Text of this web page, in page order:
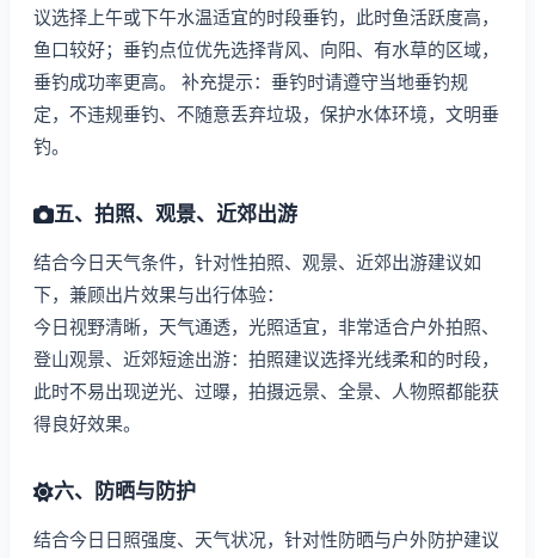
议选择上午或下午水温适宜的时段垂钓，此时鱼活跃度高，
鱼口较好；垂钓点位优先选择背风、向阳、有水草的区域，
垂钓成功率更高。 补充提示：垂钓时请遵守当地垂钓规
定，不违规垂钓、不随意丢弃垃圾，保护水体环境，文明垂
钓。
五、拍照、观景、近郊出游
结合今日天气条件，针对性拍照、观景、近郊出游建议如
下，兼顾出片效果与出行体验：
今日视野清晰，天气通透，光照适宜，非常适合户外拍照、
登山观景、近郊短途出游：拍照建议选择光线柔和的时段，
此时不易出现逆光、过曝，拍摄远景、全景、人物照都能获
得良好效果。
六、防晒与防护
结合今日日照强度、天气状况，针对性防晒与户外防护建议